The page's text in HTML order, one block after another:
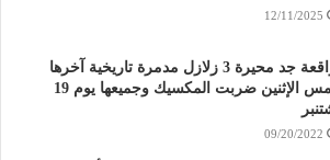
12/11/2025
واقعة جد محيرة 3 زلازل مدمرة تاريخية آخرها
أمس الإثنين ضربت المكسيك وجميعها يوم 19
09/20/2022